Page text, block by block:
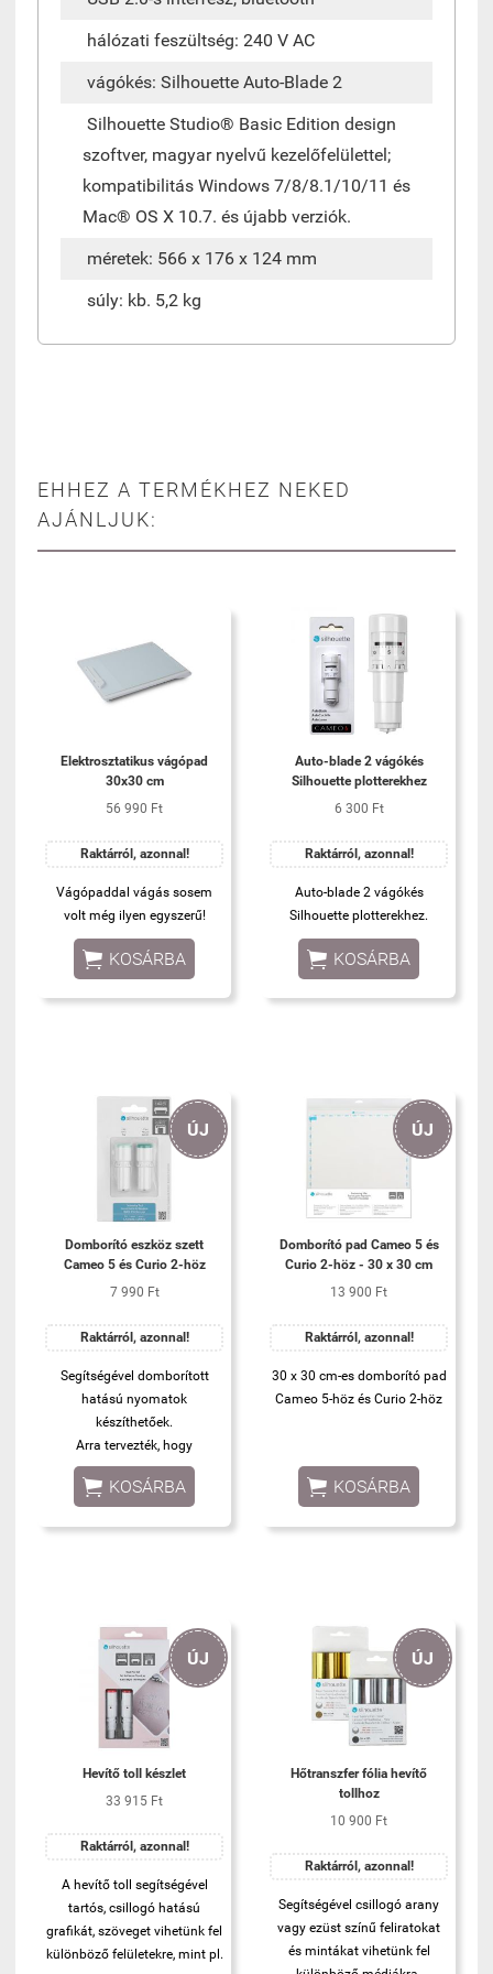
hálózati feszültség: 240 V AC
vágókés: Silhouette Auto-Blade 2
Silhouette Studio® Basic Edition design
szoftver, magyar nyelvű kezelőfelülettel;
kompatibilitás Windows 7/8/8.1/10/11 és
Mac® OS X 10.7. és újabb verziók.
méretek: 566 x 176 x 124 mm
súly: kb. 5,2 kg
EHHEZ A TERMÉKHEZ NEKED
AJÁNLJUK:
Elektrosztatikus vágópad
30x30 cm
56 990 Ft
Raktárról, azonnal!
Vágópaddal vágás sosem
volt még ilyen egyszerű!
 KOSÁRBA
Auto-blade 2 vágókés
Silhouette plotterekhez
6 300 Ft
Raktárról, azonnal!
Auto-blade 2 vágókés
Silhouette plotterekhez.
 KOSÁRBA
ÚJ
Domborító eszköz szett
Cameo 5 és Curio 2-höz
7 990 Ft
Raktárról, azonnal!
Segítségével domborított
hatású nyomatok
készíthetőek.
Arra tervezték, hogy
domborított felületet hozzon
létre egyes anyagokon, mint
Az eszköz csak bizonyos
Silhouette vágógépekkel
használható. A
legmegfelelőbb hatáshoz
domborító padszükséges.
 KOSÁRBA
ÚJ
Domborító pad Cameo 5 és
Curio 2-höz - 30 x 30 cm
13 900 Ft
Raktárról, azonnal!
30 x 30 cm-es domborító pad
Cameo 5-höz és Curio 2-höz
 KOSÁRBA
ÚJ
Hevítő toll készlet
33 915 Ft
Raktárról, azonnal!
A hevítő toll segítségével
tartós, csillogó hatású
grafikát, szöveget vihetünk fel
különböző felületekre, mint pl.
ÚJ
Hőtranszfer fólia hevítő
tollhoz
10 900 Ft
Raktárról, azonnal!
Segítségével csillogó arany
vagy ezüst színű feliratokat
és mintákat vihetünk fel